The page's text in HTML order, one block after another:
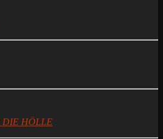
DIE HÖLLE